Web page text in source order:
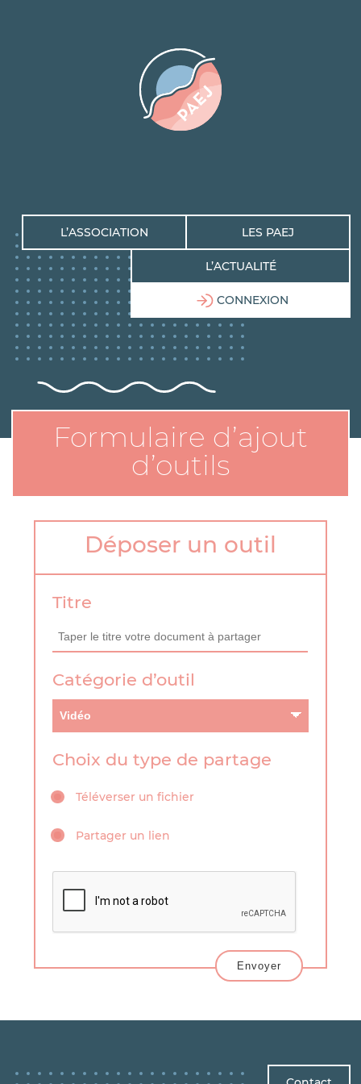
L’ASSOCIATION LES PAEJ
L’ACTUALITÉ
CONNEXION
Formulaire d’ajout
d’outils
Déposer un outil
Titre
Catégorie d’outil
Choix du type de partage
Téléverser un fichier
Partager un lien
Envoyer